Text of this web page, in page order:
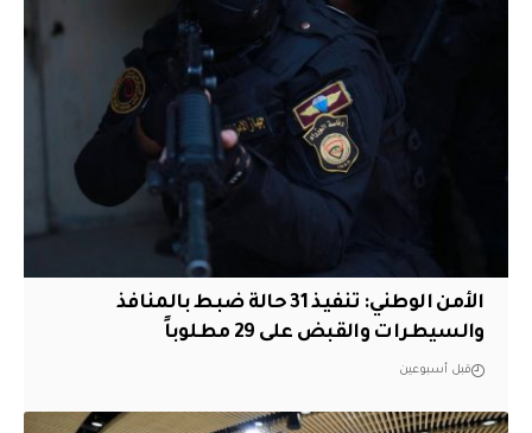
الأمن الوطني: تنفيذ 31 حالة ضبط بالمنافذ
والسيطرات والقبض على 29 مطلوباً
قبل أسبوعين